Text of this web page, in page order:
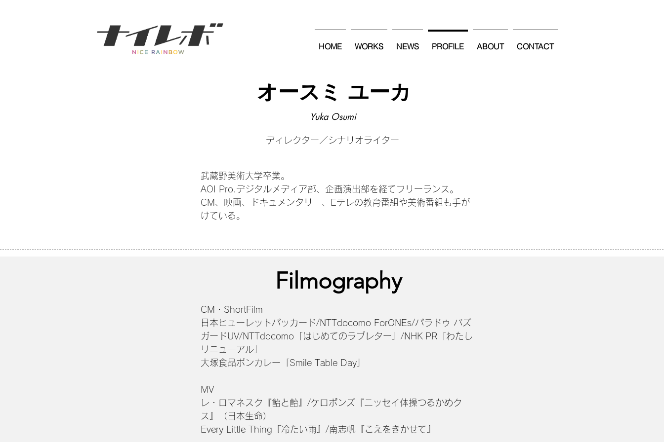
オースミ ユーカ
Yuka Osumi
ディレクター／シナリオライター
武蔵野美術大学卒業。
AOI Pro.デジタルメディア部、企画演出部を経てフリーランス。
CM、映画、ドキュメンタリー、Eテレの教育番組や美術番組も手が
けている。
Filmography
CM・ShortFilm
日本ヒューレットパッカード/NTTdocomo ForONEs/パラドゥ バズ
ガードUV/NTTdocomo「はじめてのラブレター」/NHK PR「わたし
リニューアル」
大塚食品ボンカレー「Smile Table Day」
MV
レ・ロマネスク『飴と飴』/ケロポンズ『ニッセイ体操つるかめク
ス』（日本生命）
Every Little Thing『冷たい雨』/南志帆『こえをきかせて』
HOME WORKS NEWS PROFILE ABOUT CONTACT